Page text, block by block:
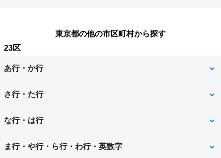
東京都の他の市区町村から探す
23区
あ行・か行
足立区
板橋区
さ行・た行
品川区
新宿区 杉並区
な行・は行
中野区 練馬区
ま行・や行・ら行・わ行・英数字